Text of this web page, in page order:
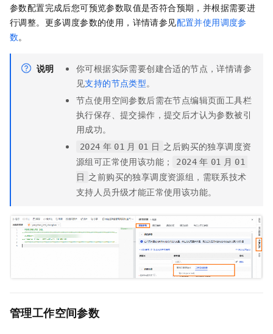
参数配置完成后您可预览参数取值是否符合预期，并根据需要进
行调整。更多调度参数的使用，详情请参见配置并使用调度参
数。
说明
你可根据实际需要创建合适的节点，详情请参
见支持的节点类型。
节点使用空间参数后需在节点编辑页面工具栏
执行保存、提交操作，提交后才认为参数被引
用成功。
2024 年 01 月 01 日 之后购买的独享调度资
源组可正常使用该功能；
2024 年 01 月 01
日 之前购买的独享调度资源组，需联系技术
支持人员升级才能正常使用该功能。
管理工作空间参数